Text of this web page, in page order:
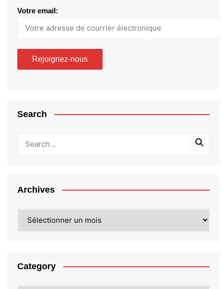
Votre email:
Search
Archives
Category